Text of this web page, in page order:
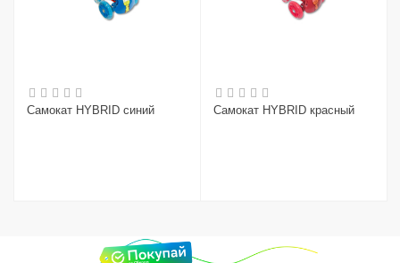
Самокат HYBRID синий Самокат HYBRID красный